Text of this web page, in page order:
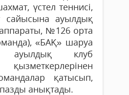
үстел теннисі,
сайысына ауылдық
аппараты, №126 орта
«БАҚ» шаруа
ауылдық клуб
қызметкерлерінен
қатысып,
анықтады.